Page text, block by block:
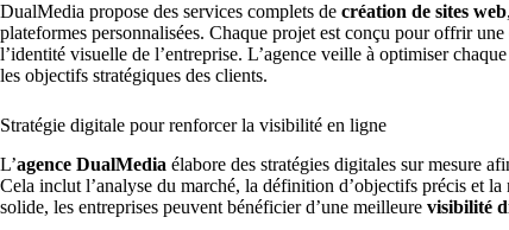
DualMedia propose des services complets de création de sites web
plateformes personnalisées. Chaque projet est conçu pour offrir
l’identité visuelle de l’entreprise. L’agence veille à optimiser
les objectifs stratégiques des clients.
Stratégie digitale pour renforcer la visibilité en ligne
L’agence DualMedia élabore des stratégies digitales sur mesure
Cela inclut l’analyse du marché, la définition d’objectifs précis et
solide, les entreprises peuvent bénéficier d’une meilleure visibilité